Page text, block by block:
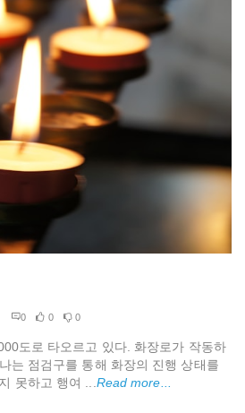
0 0 0
도로 타오르고 있다. 화장로가 작동하
는 점검구를 통해 화장의 진행 상태를
못하고 행여 ... Read more...